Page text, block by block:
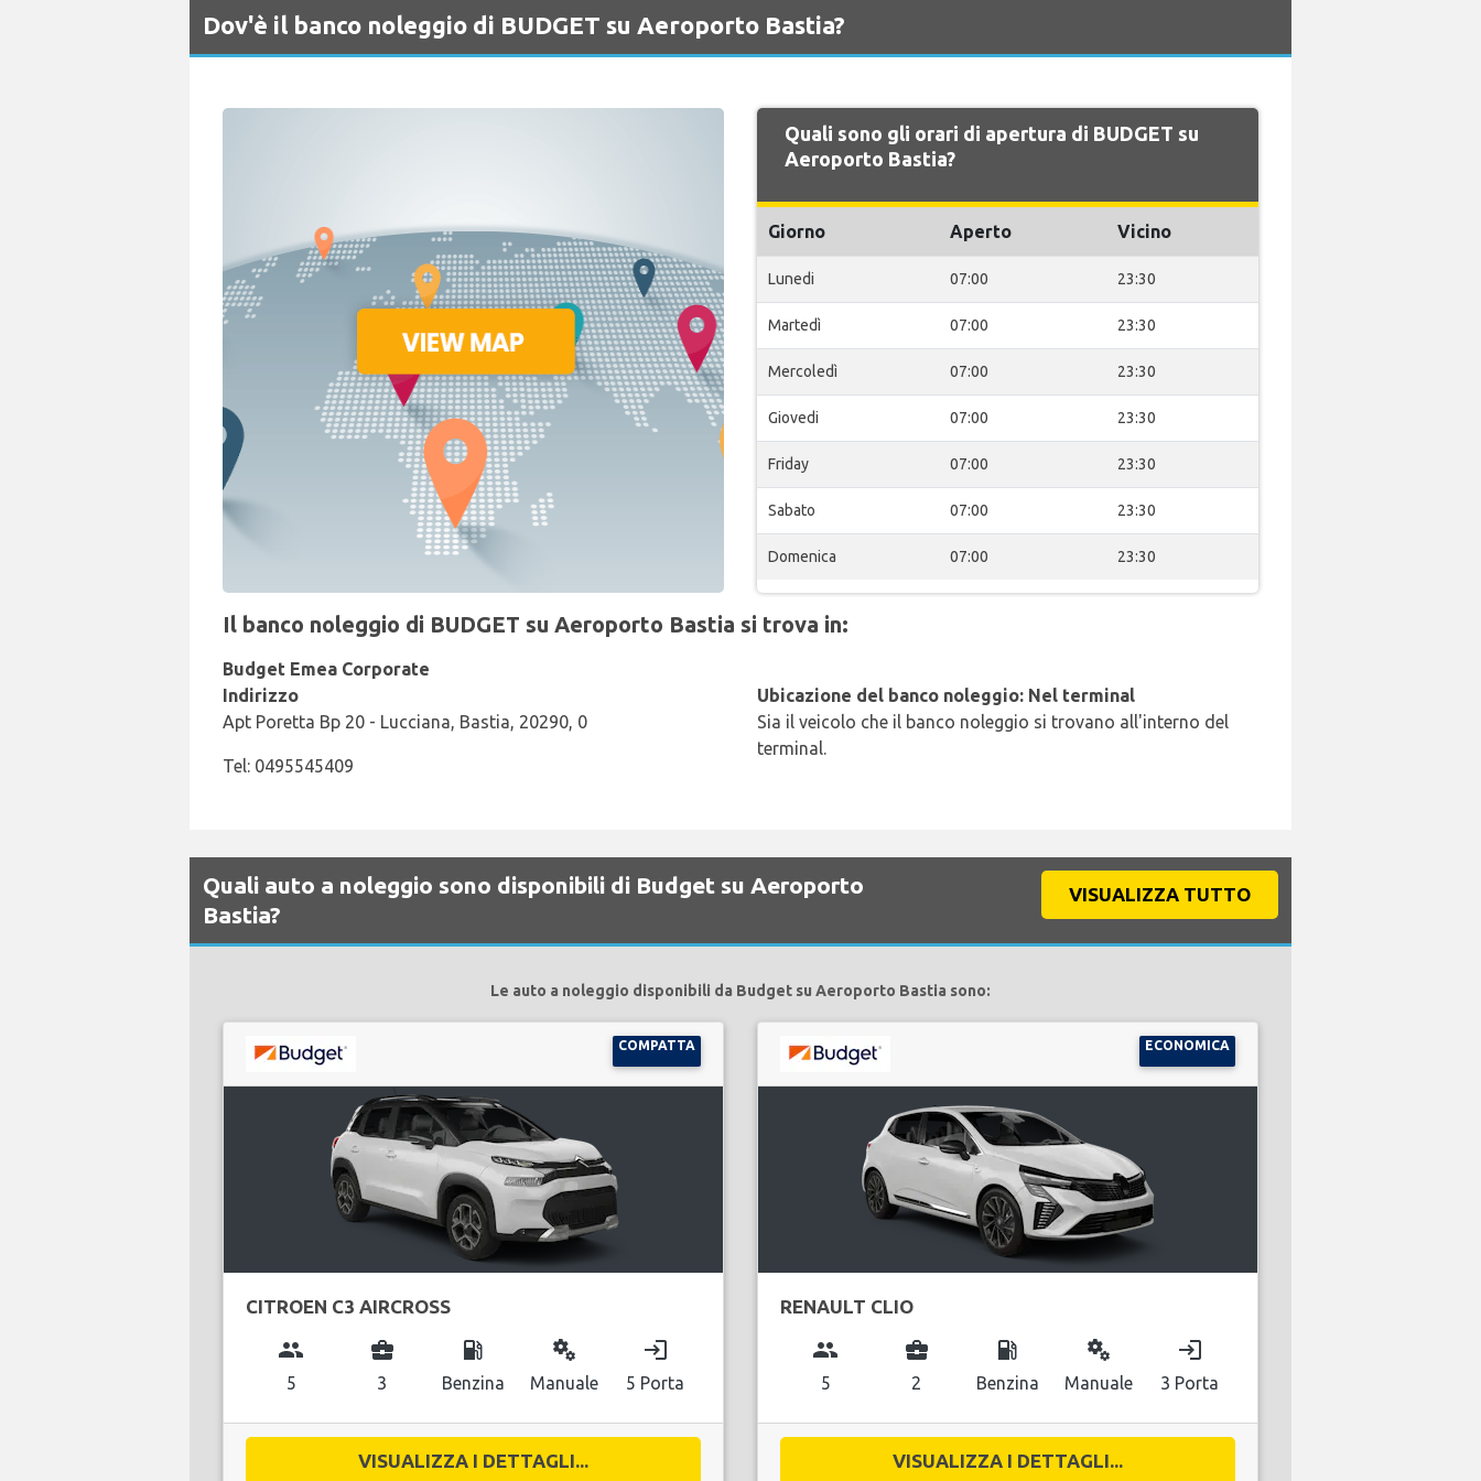
Dov'è il banco noleggio di BUDGET su Aeroporto Bastia?
Quali sono gli orari di apertura di BUDGET su
Aeroporto Bastia?
Giorno Aperto Vicino
Lunedi 07:00 23:30
Martedì 07:00 23:30
Mercoledì 07:00 23:30
Giovedi 07:00 23:30
Friday 07:00 23:30
Sabato 07:00 23:30
Domenica 07:00 23:30
Il banco noleggio di BUDGET su Aeroporto Bastia si trova in:
Budget Emea Corporate
Indirizzo
Apt Poretta Bp 20 - Lucciana, Bastia, 20290, 0
Tel: 0495545409
Ubicazione del banco noleggio: Nel terminal
Sia il veicolo che il banco noleggio si trovano all'interno del
terminal.
Quali auto a noleggio sono disponibili di Budget su Aeroporto
Bastia?
VISUALIZZA TUTTO
Le auto a noleggio disponibili da Budget su Aeroporto Bastia sono:
COMPATTA
CITROEN C3 AIRCROSS
group
5
business_center
3
local_gas_station
Benzina
miscellaneous_services
Manuale
login
5 Porta
VISUALIZZA I DETTAGLI...
ECONOMICA
RENAULT CLIO
group
5
business_center
2
local_gas_station
Benzina
miscellaneous_services
Manuale
login
3 Porta
VISUALIZZA I DETTAGLI...